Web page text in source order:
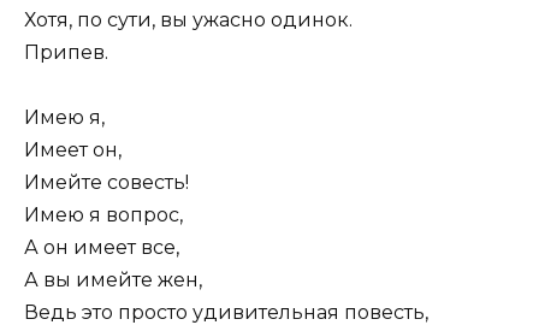
Хотя, по сути, вы ужасно одинок.
Припев.
Имею я,
Имеет он,
Имейте совесть!
Имею я вопрос,
А он имеет все,
А вы имейте жен,
Ведь это просто удивительная повесть,